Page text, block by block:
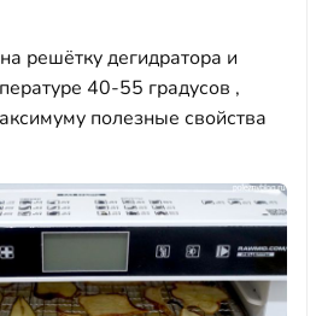
решётку дегидратора и
40-55 градусов ,
полезные свойства